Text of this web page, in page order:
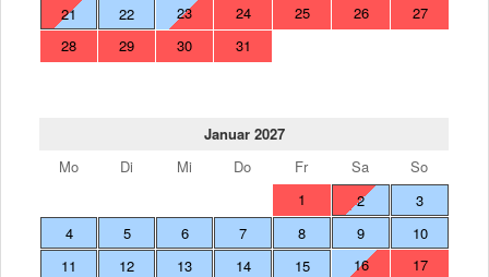
21
22 23 24 25 26
27
28
29 30 31
Januar 2027
Mo
Di Mi Do Fr Sa
So
1
2
3
4
5 6 7 8 9
10
11
12 13 14 15 16
17